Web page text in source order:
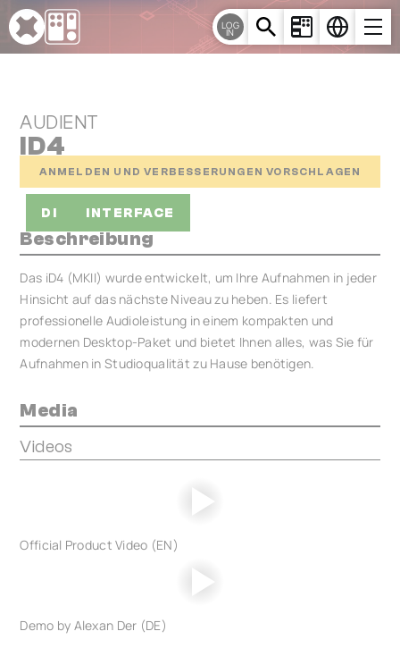
Cookie-Einstellungen
LOG
IN
AUDIENT
ID4
ANMELDEN UND VERBESSERUNGEN VORSCHLAGEN
DI INTERFACE
Beschreibung
Das iD4 (MKII) wurde entwickelt, um Ihre Aufnahmen in jeder
Hinsicht auf das nächste Niveau zu heben. Es liefert
professionelle Audioleistung in einem kompakten und
modernen Desktop-Paket und bietet Ihnen alles, was Sie für
Aufnahmen in Studioqualität zu Hause benötigen.
Media
Videos
Official Product Video (EN)
Demo by Alexan Der (DE)